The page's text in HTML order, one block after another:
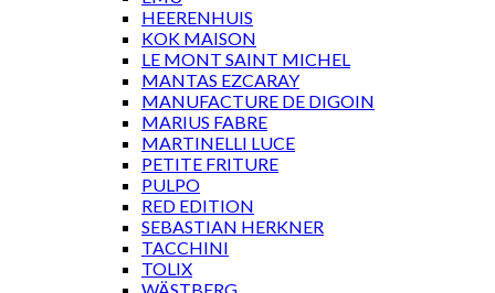
HEERENHUIS
KOK MAISON
LE MONT SAINT MICHEL
MANTAS EZCARAY
MANUFACTURE DE DIGOIN
MARIUS FABRE
MARTINELLI LUCE
PETITE FRITURE
PULPO
RED EDITION
SEBASTIAN HERKNER
TACCHINI
TOLIX